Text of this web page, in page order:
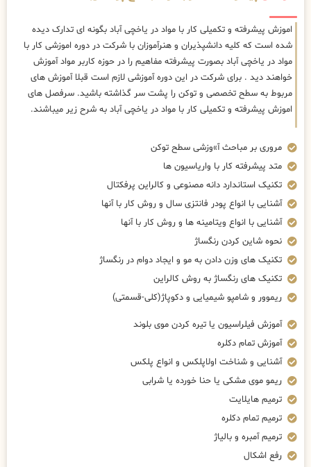
اموزش پیشرفته و تکمیلی کار با مواد در یاخچی آباد بگونه ای تدارک دیده
شده است که کلیه دانشپذیران و هنرآموزان با شرکت در دوره اموزشی کار با
مواد در یاخچی آباد بصورت پیشرفته مفاهیم را در حوزه کاربر مواد آموزش
خواهند دید . برای شرکت در این دوره آموزشی لازم است قبلا آموزش های
مربوط به سطح تخصصی و توکن را پشت سر گذاشته باشید. سرفصل های
اموزش پیشرفته و تکمیلی کار با مواد در یاخچی آباد به شرح زیر میباشند.
مروری بر مباحث آ»وزشی سطح توکن
متد پیشرفته کار با واریاسیون ها
تکنیک استاندارد دانه مصنوعی و کالراین پرفکتال
آشنایی با انواع پودر فانتزی سال و روش کار با آنها
آشنایی با انواع ویتامینه ها و روش کار با آنها
نحوه شاین کردن رنگساژ
تکنیک های وزن دادن به مو و ایجاد دوام در رنگساژ
تکنیک های رنگساژ به روش کالراین
ریموور و شامپو شیمیایی و دکوپاژ(کلی-قسمتی)
آموزش فیلراسیون یا تیره کردن موی بلوند
آموزش تمام دکلره
آشنایی و شناخت اولاپلکس و انواع پلکس
ریمو موی مشکی یا حنا خورده یا شرابی
ترمیم هایلایت
ترمیم تمام دکلره
ترمیم آمبره و بالیاژ
رفع اشکال